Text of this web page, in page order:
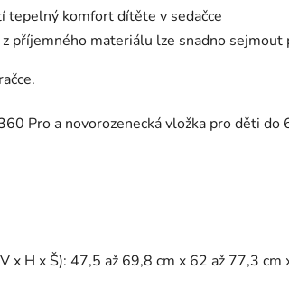
tepelný komfort dítěte v sedačce
příjemného materiálu lze snadno sejmout
Pro a novorozenecká vložka pro děti do
x H x Š): 47,5 až 69,8 cm x 62 až 77,3 cm